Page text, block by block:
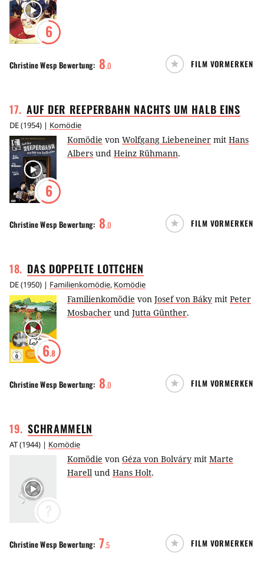
6
Christine Wesp Bewertung: 8.0 FILM VORMERKEN
17. AUF DER REEPERBAHN NACHTS UM HALB EINS
DE(1954) | Komödie
6
Komödie von Wolfgang Liebeneiner mit Hans
Albers und Heinz Rühmann.
Christine Wesp Bewertung: 8.0 FILM VORMERKEN
18. DAS DOPPELTE LOTTCHEN
DE(1950) | Familienkomödie, Komödie
6.8
Familienkomödie von Josef von Báky mit Peter
Mosbacher und Jutta Günther.
Christine Wesp Bewertung: 8.0 FILM VORMERKEN
19. SCHRAMMELN
AT(1944) | Komödie
Komödie von Géza von Bolváry mit Marte
Harell und Hans Holt.
Christine Wesp Bewertung: 7.5 FILM VORMERKEN